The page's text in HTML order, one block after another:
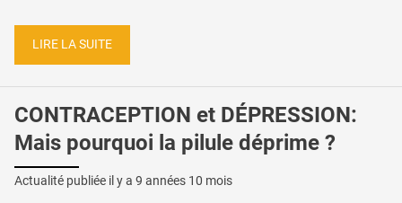
LIRE LA SUITE
CONTRACEPTION et DÉPRESSION:
Mais pourquoi la pilule déprime ?
Actualité publiée il y a 9 années 10 mois